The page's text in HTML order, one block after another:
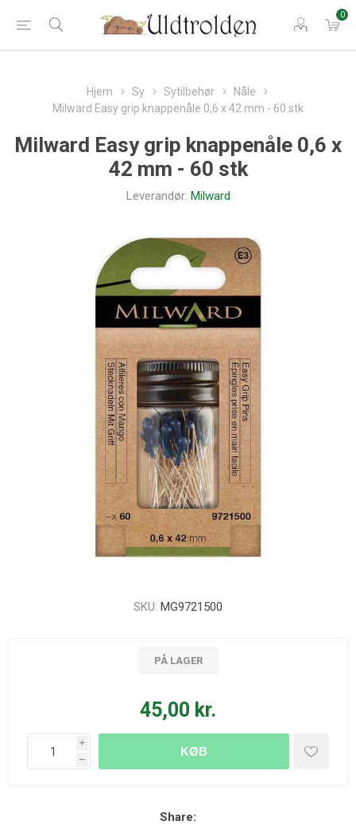
0
Hjem Sy Sytilbehør
Nåle
Milward Easy grip knappenåle 0,6 x 42 mm - 60 stk
Milward Easy grip knappenåle 0,6 x
42 mm - 60 stk
Leverandør: Milward
SKU: MG9721500
PÅ LAGER
45,00 kr.
i
h
KØB
Share: